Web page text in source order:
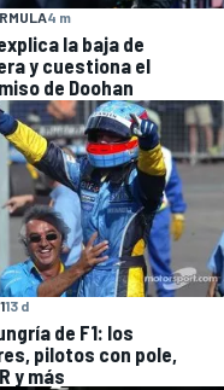
4 m
la baja de
y cuestiona el
de Doohan
13 d
de F1: los
pilotos con pole,
y más